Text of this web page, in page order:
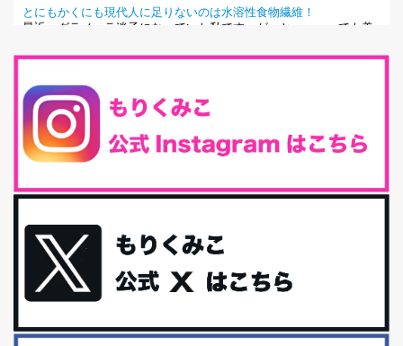
とにもかくにも現代人に足りないのは水溶性食物繊維！
最近、グラノーラ迷子になっていた私です。が、と〜〜〜っても美
腸内環境を整えることは、健康維持の中でいっちばん大事！だと私
は思っています。 ヒトの免...
iHerb特大セール終了間近！みんな何買う？
最近お風呂上がりの炭酸水をシリカシリカにしているんだけど確か
今回は、最近毎回定期的に購入している「楽天ふるさと納税」の返
礼品トップ５を紹介します。今までいろ...
更年期を穏やかに乗りきるために今できる５つのこと。
アラフィフからの体と心の整え方。 私も気づけばアラフィフ、これ
といった更年期症状はまだ...
白髪・美容・免疫力、現代人に足りないのは海藻！